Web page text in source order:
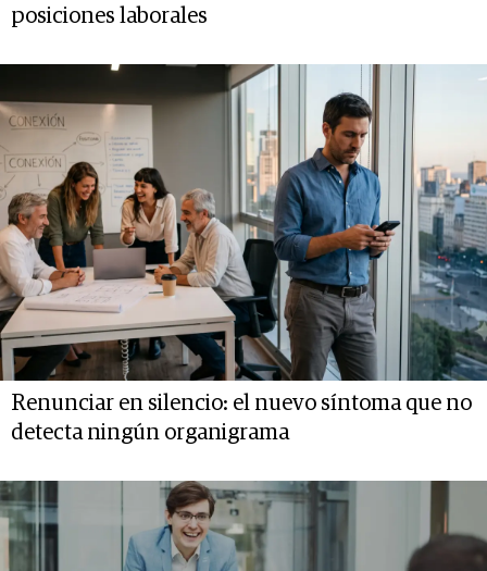
posiciones laborales
Renunciar en silencio: el nuevo síntoma que no
detecta ningún organigrama